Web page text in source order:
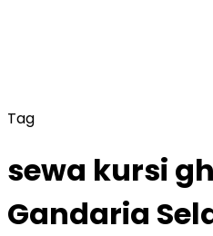
Tag
sewa kursi
Gandaria